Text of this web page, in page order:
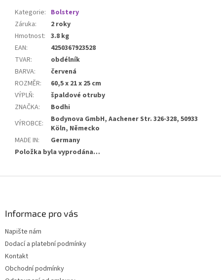
Kategorie: Bolstery
Záruka:
2 roky
Hmotnost: 3.8 kg
EAN:
4250367923528
TVAR:
obdélník
BARVA:
červená
ROZMĚR:
60,5 x 21 x 25 cm
VÝPLŇ:
špaldové otruby
ZNAČKA:
Bodhi
VÝROBCE:
Bodynova GmbH, Aachener Str. 326-328, 50933
Köln, Německo
MADE IN:
Germany
Položka byla vyprodána…
Informace pro vás
Napište nám
Dodací a platební podmínky
Kontakt
Obchodní podmínky